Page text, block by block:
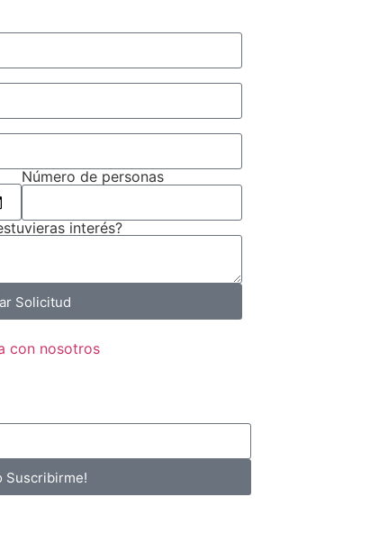
Número de personas
interés?
Solicitud
con nosotros
Suscribirme!